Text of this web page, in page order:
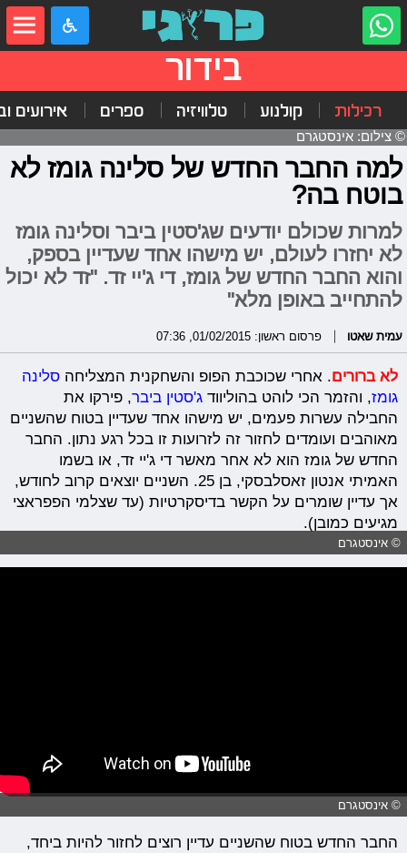
בידור
רכילות קולנוע טלוויזיה ספרים אירועים
© צילום: אינסטגרם
למה החבר החדש של סלינה גומז לא
בוטח בה?
למרות שכולם יודעים שג'סטין ביבר וסלינה גומז
לא יחזרו לעולם, יש מישהו אחד שעדיין בספק,
והוא החבר החדש של גומז, די ג'יי זד. "זד לא יכול
להתחייב באופן מלא"
עמית שאטו פרסום ראשון: 01/02/2015, 07:36
לא ברורים. אחרי שכוכבת הפופ והשחקנית המצליחהסלינה
גומז, והזמר הכי לוהט בהוליוודג'סטין ביבר, פירקו את
החבילה עשרות פעמים, יש מישהו אחד שעדיין בטוח שהשניים
מאוהבים ועומדים לחזור זה לזרועות זו בכל רגע נתון. החבר
החדש של גומז הוא לא אחר מאשר די ג'יי זד, או בשמו
האמיתי אנטון זאסלבסקי, בן 25. השניים יוצאים קרוב לחודש,
אך עדיין שומרים על הקשר בדיסקרטיות (עד שצלמי הפפראצי
מגיעים כמובן).
© אינסטגרם
© אינסטגרם
החבר החדש בטוח שהשניים עדיין רוצים לחזור להיות ביחד,